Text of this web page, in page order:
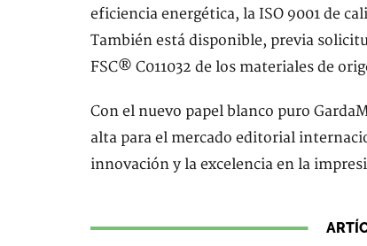
eficiencia energética, la ISO 9001 de
También está disponible, previa
FSC® C011032 de los materiales de
Con el nuevo papel blanco puro
alta para el mercado editorial
innovación y la excelencia en la